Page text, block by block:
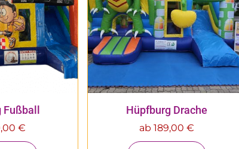
€
Hüpfburg Drache
ab 189,00 €